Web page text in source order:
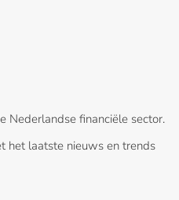
Nederlandse financiële sector.
het laatste nieuws en trends